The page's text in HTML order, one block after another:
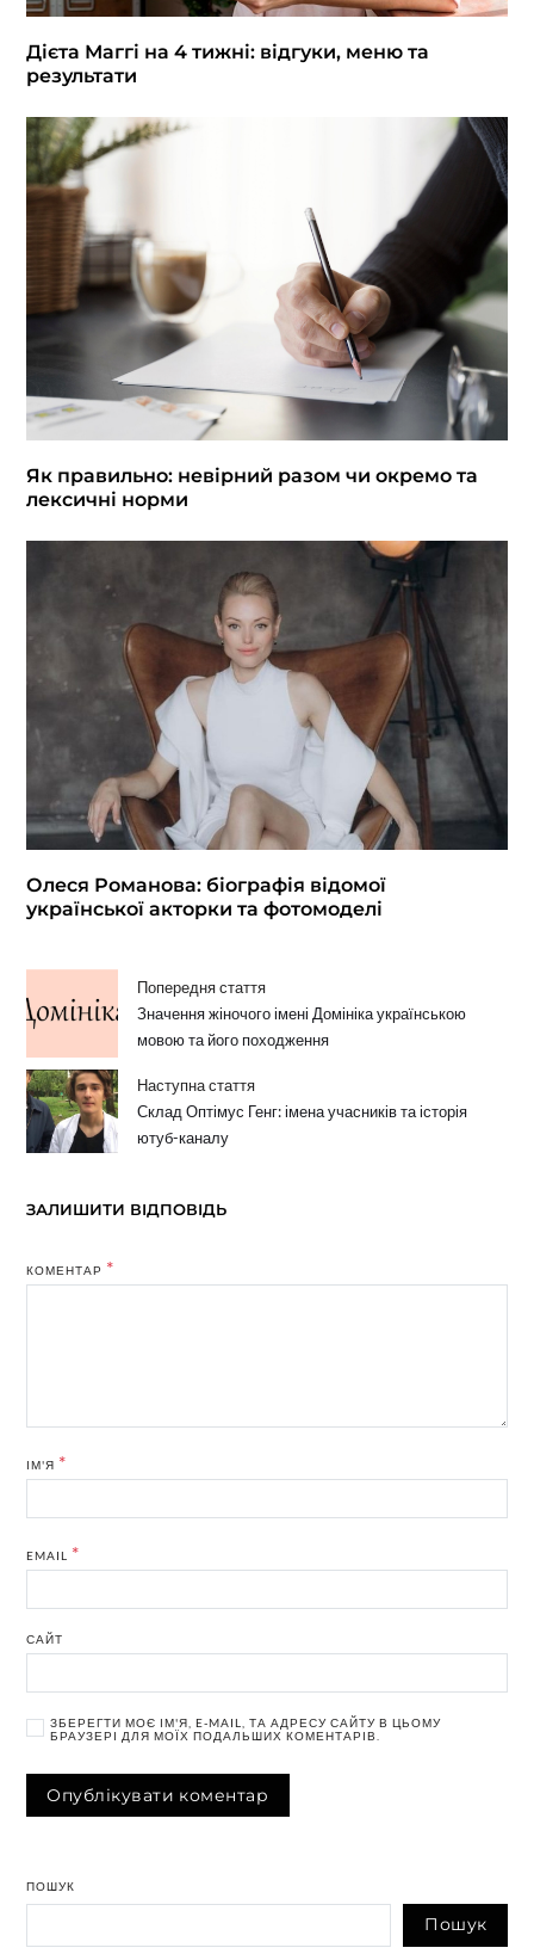
Дієта Маггі на 4 тижні: відгуки, меню та
результати
Як правильно: невірний разом чи окремо та
лексичні норми
Олеся Романова: біографія відомої
української акторки та фотомоделі
Попередня стаття
Значення жіночого імені Домініка українською
мовою та його походження
Наступна стаття
Склад Оптімус Генг: імена учасників та історія
ютуб-каналу
ЗАЛИШИТИ ВІДПОВІДЬ
КОМЕНТАР *
ІМ'Я *
EMAIL *
САЙТ
ЗБЕРЕГТИ МОЄ ІМ'Я, E-MAIL, ТА АДРЕСУ САЙТУ В ЦЬОМУ
БРАУЗЕРІ ДЛЯ МОЇХ ПОДАЛЬШИХ КОМЕНТАРІВ.
ПОШУК
Пошук